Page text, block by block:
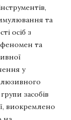
та
осіб з
та
у
засобів
виокремлено